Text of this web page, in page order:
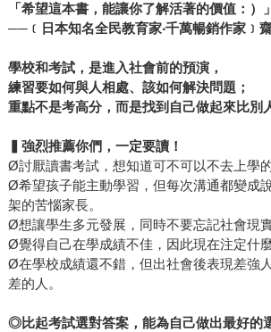
「希望這本書，能讓你了解活著的價值：）」
──﹝日本知名全民教育家‧千萬暢銷作家﹞
學校和考試，是進入社會前的預演，
練習要如何與人相處、該如何解決問題；
重點不是考高分，而是找到自己做起來比別
▍強烈推薦你們，一定要讀！
Ø討厭讀書考試，想知道可不可以不去上學
Ø希望孩子能主動學習，但每次溝通都變成
架的苦惱家長。
Ø想讓學生多元發展，同時不要忘記社會現
Ø覺得自己在學成績不佳，因此現在注定什
Ø在學校成績還不錯，但出社會後表現差強
差的人。
◎比起考試選對答案，能為自己做出最好的